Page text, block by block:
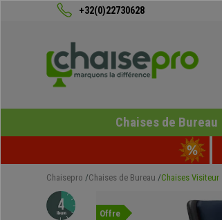
+32(0)22730628
Chaises de Bureau
Chaisepro Chaises de Bureau Chaises Visiteur
Offre